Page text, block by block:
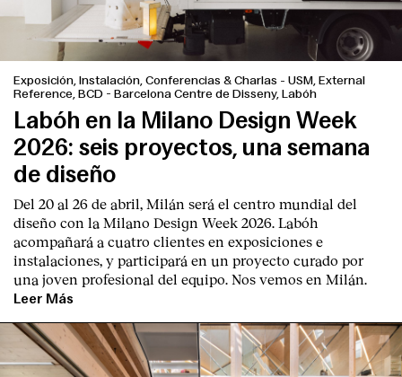
Exposición, Instalación, Conferencias & Charlas - USM, External
Reference, BCD - Barcelona Centre de Disseny, Labóh
Labóh en la Milano Design Week
2026: seis proyectos, una semana
de diseño
Del 20 al 26 de abril, Milán será el centro mundial del
diseño con la Milano Design Week 2026. Labóh
acompañará a cuatro clientes en exposiciones e
instalaciones, y participará en un proyecto curado por
una joven profesional del equipo. Nos vemos en Milán.
Leer Más